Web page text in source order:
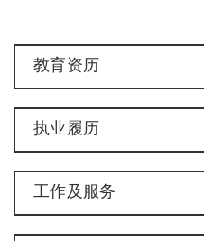
教育资历
执业履历
工作及服务